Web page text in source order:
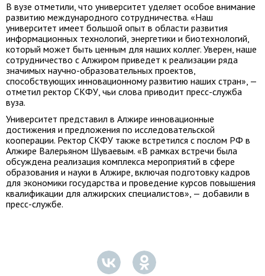
В вузе отметили, что университет уделяет особое внимание
развитию международного сотрудничества. «Наш
университет имеет большой опыт в области развития
информационных технологий, энергетики и биотехнологий,
который может быть ценным для наших коллег. Уверен, наше
сотрудничество с Алжиром приведет к реализации ряда
значимых научно-образовательных проектов,
способствующих инновационному развитию наших стран», —
отметил ректор СКФУ, чьи слова приводит пресс-служба
вуза.
Университет представил в Алжире инновационные
достижения и предложения по исследовательской
кооперации. Ректор СКФУ также встретился с послом РФ в
Алжире Валерьяном Шуваевым. «В рамках встречи была
обсуждена реализация комплекса мероприятий в сфере
образования и науки в Алжире, включая подготовку кадров
для экономики государства и проведение курсов повышения
квалификации для алжирских специалистов», — добавили в
пресс-службе.